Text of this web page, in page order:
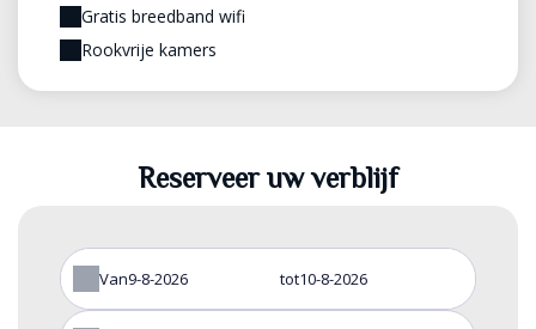
Gratis breedband wifi
Rookvrije kamers
Reserveer uw verblijf
Van tot